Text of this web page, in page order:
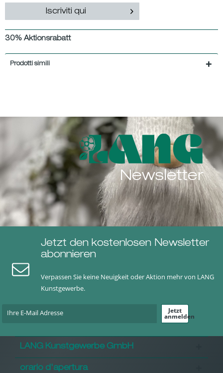
Iscriviti qui
30% Aktionsrabatt
Prodotti simili
Newsletter
Jetzt den kostenlosen Newsletter
abonnieren
Verpassen Sie keine Neuigkeit oder Aktion mehr von LANG
Kunstgewerbe.
Jetzt
anmelden
LANG Kunstgewerbe GmbH
orario d'apertura